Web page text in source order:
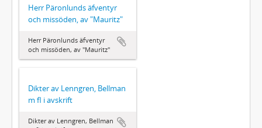
Herr Päronlunds äfventyr
och missöden, av "Mauritz"
Herr Päronlunds äfventyr
och missöden, av "Mauritz"
Dikter av Lenngren, Bellman
m fl i avskrift
Dikter av Lenngren, Bellman